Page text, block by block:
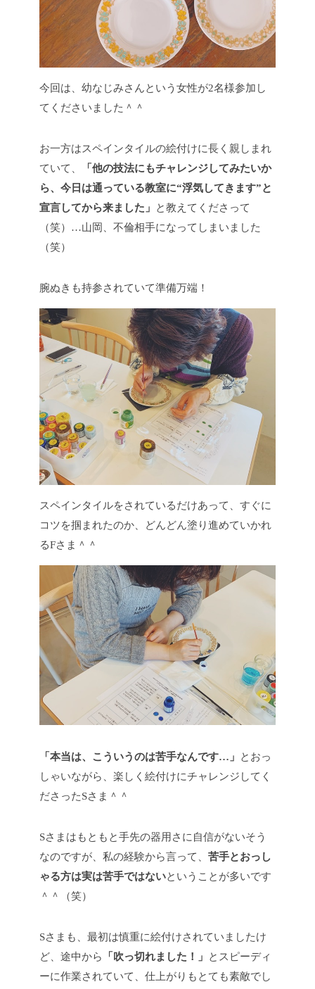
今回は、幼なじみさんという女性が2名様参加し
てくださいました＾＾
お一方はスペインタイルの絵付けに長く親しまれ
ていて、
「他の技法にもチャレンジしてみたいか
ら、今日は通っている教室に“浮気してきます”と
宣言してから来ました」
と教えてくださって
（笑）…山岡、不倫相手になってしまいました
（笑）
腕ぬきも持参されていて準備万端！
スペインタイルをされているだけあって、すぐに
コツを掴まれたのか、どんどん塗り進めていかれ
るFさま＾＾
「本当は、こういうのは苦手なんです…」
とおっ
しゃいながら、楽しく絵付けにチャレンジしてく
ださったSさま＾＾
Sさまはもともと手先の器用さに自信がないそう
なのですが、私の経験から言って、 苦手とおっし
ゃる方は実は苦手ではないということが多いです
＾＾（笑）
Sさまも、最初は慎重に絵付けされていましたけ
ど、途中から
「吹っ切れました！」
とスピーディ
ーに作業されていて、仕上がりもとても素敵でし